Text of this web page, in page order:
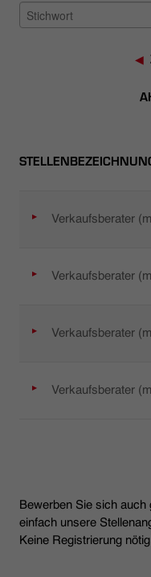
Verkaufsberater
Verkaufsberater
Verkaufsberater
Verkaufsberater
Bewerben Sie sich auch
einfach unsere
Keine Registrierung